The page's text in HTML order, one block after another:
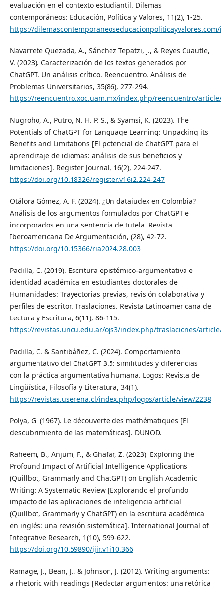
evaluación en el contexto estudiantil. Dilemas
contemporáneos: Educación, Política y Valores, 11(2), 1-25.
https://
Navarrete Quezada, A., Sánchez Tepatzi, J., & Reyes Cuautle,
V. (2023). Caracterización de los textos generados por
ChatGPT. Un análisis crítico. Reencuentro. Análisis de
Problemas Universitarios, 35(86), 277-294.
https://reencuentro.xoc.uam.mx/index.php/reencuentro/
Nugroho, A., Putro, N. H. P. S., & Syamsi, K. (2023). The
Potentials of ChatGPT for Language Learning: Unpacking its
Benefits and Limitations [El potencial de ChatGPT para el
aprendizaje de idiomas: análisis de sus beneficios y
limitaciones]. Register Journal, 16(2), 224-247.
https://doi.org/10.18326/register.v16i2.224-247
Otálora Gómez, A. F. (2024). ¿Un dataiudex en Colombia?
Análisis de los argumentos formulados por ChatGPT e
incorporados en una sentencia de tutela. Revista
Iberoamericana De Argumentación, (28), 42-72.
https://doi.org/10.15366/ria2024.28.003
Padilla, C. (2019). Escritura epistémico-argumentativa e
identidad académica en estudiantes doctorales de
Humanidades: Trayectorias previas, revisión colaborativa y
perfiles de escritor. Traslaciones. Revista Latinoamericana de
Lectura y Escritura, 6(11), 86-115.
https://revistas.uncu.edu.ar/ojs3/index.php/traslaciones/
Padilla, C. & Santibáñez, C. (2024). Comportamiento
argumentativo del ChatGPT 3.5: similitudes y diferencias
con la práctica argumentativa humana. Logos: Revista de
Lingüística, Filosofía y Literatura, 34(1).
https://revistas.userena.cl/index.php/logos/article/view/2238
Polya, G. (1967). Le découverte des mathématiques [El
descubrimiento de las matemáticas]. DUNOD.
Raheem, B., Anjum, F., & Ghafar, Z. (2023). Exploring the
Profound Impact of Artificial Intelligence Applications
(Quillbot, Grammarly and ChatGPT) on English Academic
Writing: A Systematic Review [Explorando el profundo
impacto de las aplicaciones de inteligencia artificial
(Quillbot, Grammarly y ChatGPT) en la escritura académica
en inglés: una revisión sistemática]. International Journal of
Integrative Research, 1(10), 599-622.
https://doi.org/10.59890/ijir.v1i10.366
Ramage, J., Bean, J., & Johnson, J. (2012). Writing arguments:
a rhetoric with readings [Redactar argumentos: una retórica